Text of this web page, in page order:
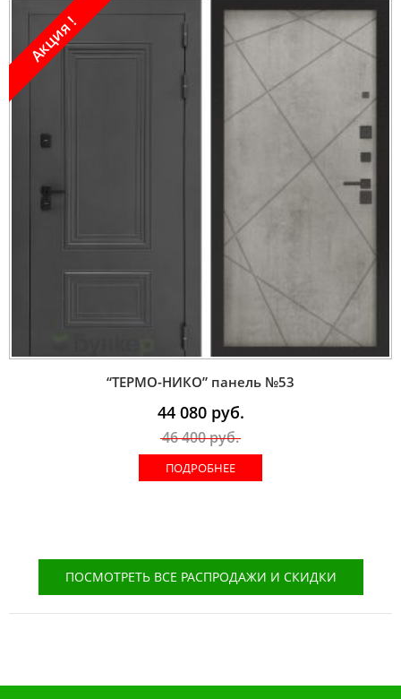
Акция !
“ТЕРМО-НИКО” панель №53
44 080руб.
46 400руб.
ПОДРОБНЕЕ
ПОСМОТРЕТЬ ВСЕ РАСПРОДАЖИ И СКИДКИ